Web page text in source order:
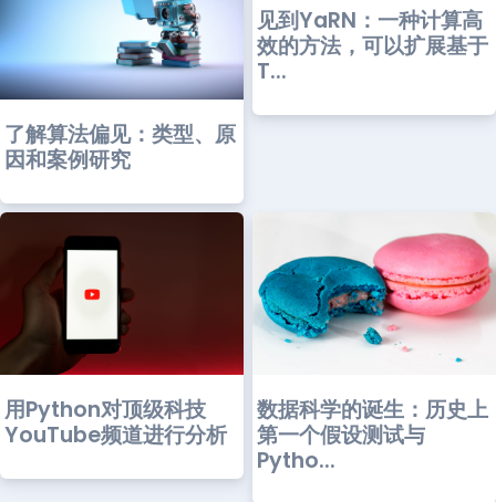
了解算法偏见：类型、原
因和案例研究
见到YaRN：一种计算高
效的方法，可以扩展基于
T...
用Python对顶级科技
YouTube频道进行分析
数据科学的诞生：历史上
第一个假设测试与
Pytho...